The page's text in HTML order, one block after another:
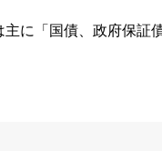
主に「国債、政府保証